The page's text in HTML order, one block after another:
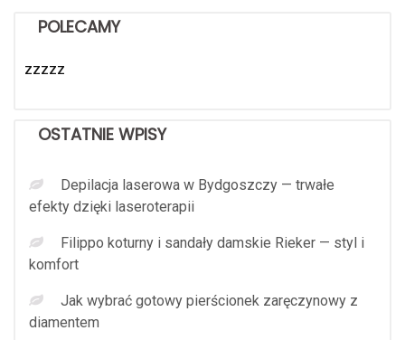
POLECAMY
zzzzz
OSTATNIE WPISY
Depilacja laserowa w Bydgoszczy — trwałe
efekty dzięki laseroterapii
Filippo koturny i sandały damskie Rieker — styl i
komfort
Jak wybrać gotowy pierścionek zaręczynowy z
diamentem